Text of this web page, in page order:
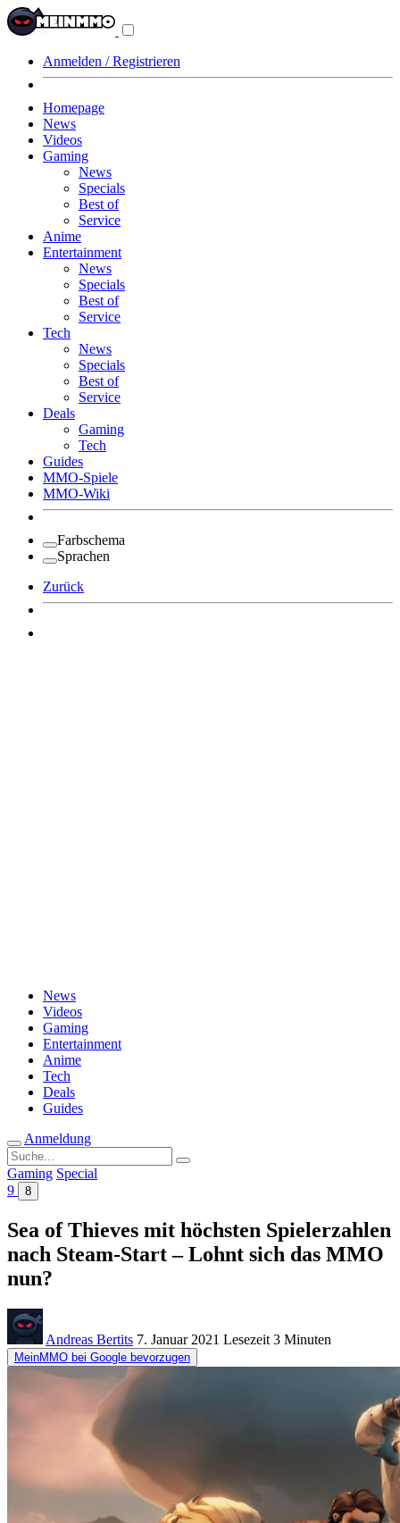
Anmelden / Registrieren
Homepage
News
Videos
Gaming
News
Specials
Best of
Service
Anime
Entertainment
News
Specials
Best of
Service
Tech
News
Specials
Best of
Service
Deals
Gaming
Tech
Guides
MMO-Spiele
MMO-Wiki
Farbschema
Sprachen
Zurück
News
Videos
Gaming
Entertainment
Anime
Tech
Deals
Guides
Anmeldung
Suche
nach:
Gaming Special
9
8
Sea of Thieves mit höchsten Spielerzahlen
nach Steam-Start – Lohnt sich das MMO
nun?
Andreas Bertits 7. Januar 2021 Lesezeit 3 Minuten
MeinMMO bei Google bevorzugen